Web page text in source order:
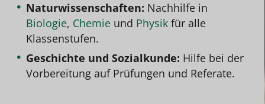
Naturwissenschaften: Nachhilfe in
Biologie, Chemie und Physik für alle
Klassenstufen.
Geschichte und Sozialkunde: Hilfe bei der
Vorbereitung auf Prüfungen und Referate.